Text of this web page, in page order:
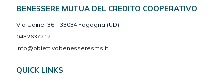
BENESSERE MUTUA DEL CREDITO COOPERATIVO
Via Udine, 36 - 33034 Fagagna (UD)
0432637212
info@obiettivobenesseresms.it
QUICK LINKS